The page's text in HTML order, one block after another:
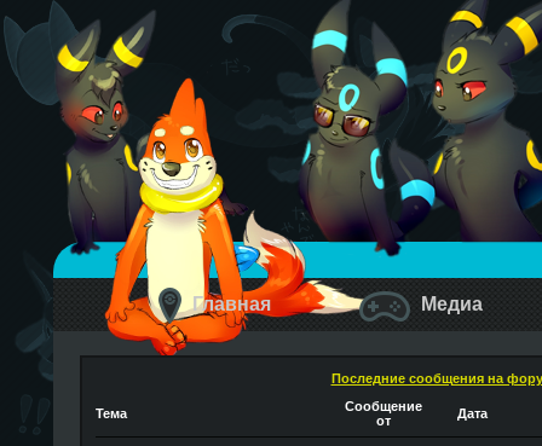
Главная Медиа
Последние сообщения на
Тема
Сообщение
от
Дата